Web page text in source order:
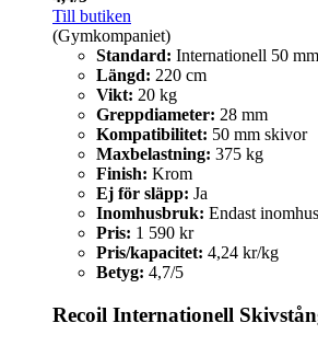
Till butiken
(Gymkompaniet)
Standard: Internationell 50 mm
Längd: 220 cm
Vikt: 20 kg
Greppdiameter: 28 mm
Kompatibilitet: 50 mm skivor
Maxbelastning: 375 kg
Finish: Krom
Ej för släpp: Ja
Inomhusbruk: Endast inomhus
Pris: 1 590 kr
Pris/kapacitet: 4,24 kr/kg
Betyg: 4,7/5
Recoil Internationell